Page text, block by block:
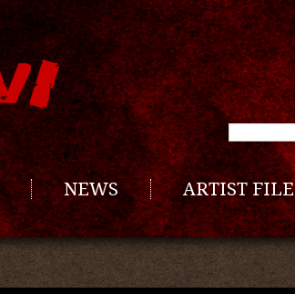
NEWS ARTIST FILE